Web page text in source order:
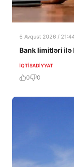
6 Avqust 2026 / 21:44
Bank limitləri ilə
İQTISADIYYAT
0 0